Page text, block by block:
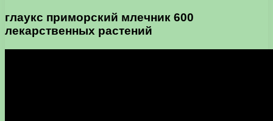
глаукс приморский млечник 600
лекарственных растений